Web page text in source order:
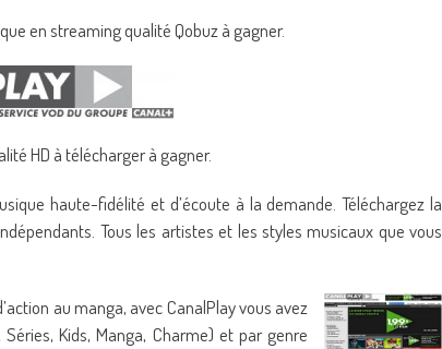
en streaming qualité Qobuz à gagner.
HD à télécharger à gagner.
haute-fidélité et d’écoute à la demande. Téléchargez la
Tous les artistes et les styles musicaux que vous
au manga, avec CanalPlay vous avez
Kids, Manga, Charme) et par genre